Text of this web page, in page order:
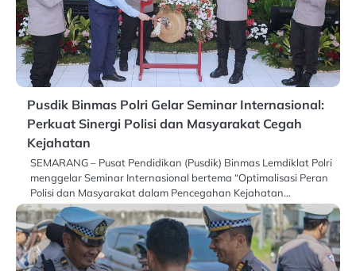
Pusdik Binmas Polri Gelar Seminar Internasional:
Perkuat Sinergi Polisi dan Masyarakat Cegah
Kejahatan
SEMARANG – Pusat Pendidikan (Pusdik) Binmas Lemdiklat Polri
menggelar Seminar Internasional bertema “Optimalisasi Peran
Polisi dan Masyarakat dalam Pencegahan Kejahatan…